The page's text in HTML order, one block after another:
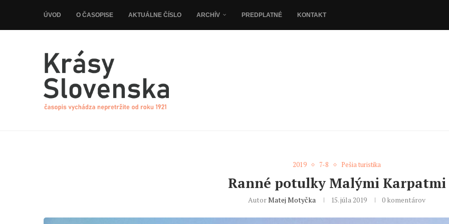
ÚVOD O ČASOPISE AKTUÁLNE ČÍSLO ARCHÍV PREDPLATNÉ KONTAKT
2019 7-8 Pešia turistika
Ranné potulky Malými Karpatmi
AutorMatej Motyčka 15. júla 2019 0 komentárov